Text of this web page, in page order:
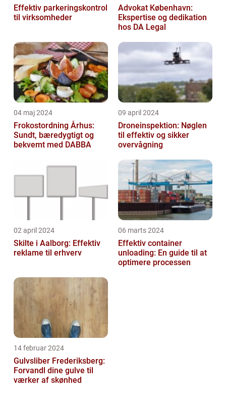
Effektiv parkeringskontrol
til virksomheder
Advokat København:
Ekspertise og dedikation
hos DA Legal
04 maj 2024
Frokostordning Århus:
Sundt, bæredygtigt og
bekvemt med DABBA
09 april 2024
Droneinspektion: Nøglen
til effektiv og sikker
overvågning
02 april 2024
Skilte i Aalborg: Effektiv
reklame til erhverv
06 marts 2024
Effektiv container
unloading: En guide til at
optimere processen
14 februar 2024
Gulvsliber Frederiksberg:
Forvandl dine gulve til
værker af skønhed